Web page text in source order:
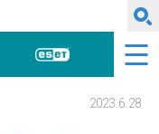
パン株式会社
バーセキュリティ情報局
ESET
2023.6.28